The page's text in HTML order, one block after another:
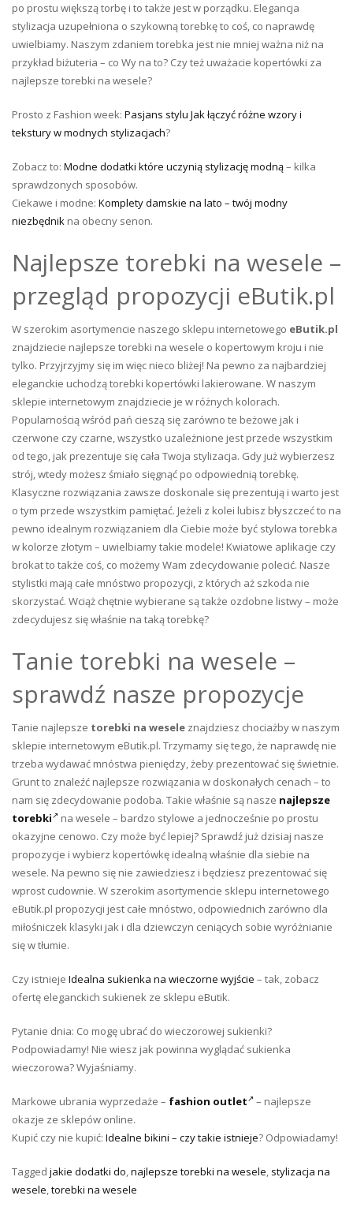
po prostu większą torbę i to także jest w porządku. Elegancja
stylizacja uzupełniona o szykowną torebkę to coś, co naprawdę
uwielbiamy. Naszym zdaniem torebka jest nie mniej ważna niż na
przykład biżuteria – co Wy na to? Czy też uważacie kopertówki za
najlepsze torebki na wesele?
Prosto z Fashion week: Pasjans stylu Jak łączyć różne wzory i
tekstury w modnych stylizacjach?
Zobacz to: Modne dodatki które uczynią stylizację modną– kilka
sprawdzonych sposobów.
Ciekawe i modne: Komplety damskie na lato – twój modny
niezbędnik na obecny senon.
Najlepsze torebki na wesele –
przegląd propozycji eButik.pl
W szerokim asortymencie naszego sklepu internetowego eButik.pl
znajdziecie najlepsze torebki na wesele o kopertowym kroju i nie
tylko. Przyjrzyjmy się im więc nieco bliżej! Na pewno za najbardziej
eleganckie uchodzą torebki kopertówki lakierowane. W naszym
sklepie internetowym znajdziecie je w różnych kolorach.
Popularnością wśród pań cieszą się zarówno te beżowe jak i
czerwone czy czarne, wszystko uzależnione jest przede wszystkim
od tego, jak prezentuje się cała Twoja stylizacja. Gdy już wybierzesz
strój, wtedy możesz śmiało sięgnąć po odpowiednią torebkę.
Klasyczne rozwiązania zawsze doskonale się prezentują i warto jest
o tym przede wszystkim pamiętać. Jeżeli z kolei lubisz błyszczeć to na
pewno idealnym rozwiązaniem dla Ciebie może być stylowa torebka
w kolorze złotym – uwielbiamy takie modele! Kwiatowe aplikacje czy
brokat to także coś, co możemy Wam zdecydowanie polecić. Nasze
stylistki mają całe mnóstwo propozycji, z których aż szkoda nie
skorzystać. Wciąż chętnie wybierane są także ozdobne listwy – może
zdecydujesz się właśnie na taką torebkę?
Tanie torebki na wesele –
sprawdź nasze propozycje
Tanie najlepsze torebki na wesele znajdziesz chociażby w naszym
sklepie internetowym eButik.pl. Trzymamy się tego, że naprawdę nie
trzeba wydawać mnóstwa pieniędzy, żeby prezentować się świetnie.
Grunt to znaleźć najlepsze rozwiązania w doskonałych cenach – to
nam się zdecydowanie podoba. Takie właśnie są nasze najlepsze
torebki
na wesele – bardzo stylowe a jednocześnie po prostu
okazyjne cenowo. Czy może być lepiej? Sprawdź już dzisiaj nasze
propozycje i wybierz kopertówkę idealną właśnie dla siebie na
wesele. Na pewno się nie zawiedziesz i będziesz prezentować się
wprost cudownie. W szerokim asortymencie sklepu internetowego
eButik.pl propozycji jest całe mnóstwo, odpowiednich zarówno dla
miłośniczek klasyki jak i dla dziewczyn ceniących sobie wyróżnianie
się w tłumie.
Czy istnieje Idealna sukienka na wieczorne wyjście – tak, zobacz
ofertę eleganckich sukienek ze sklepu eButik.
Pytanie dnia: Co mogę ubrać do wieczorowej sukienki?
Podpowiadamy! Nie wiesz jak powinna wyglądać sukienka
wieczorowa? Wyjaśniamy.
Markowe ubrania wyprzedaże – fashion outlet
– najlepsze
okazje ze sklepów online.
Kupić czy nie kupić: Idealne bikini – czy takie istnieje? Odpowiadamy!
Tagged jakie dodatki do,najlepsze torebki na wesele, stylizacja na
wesele,torebki na wesele